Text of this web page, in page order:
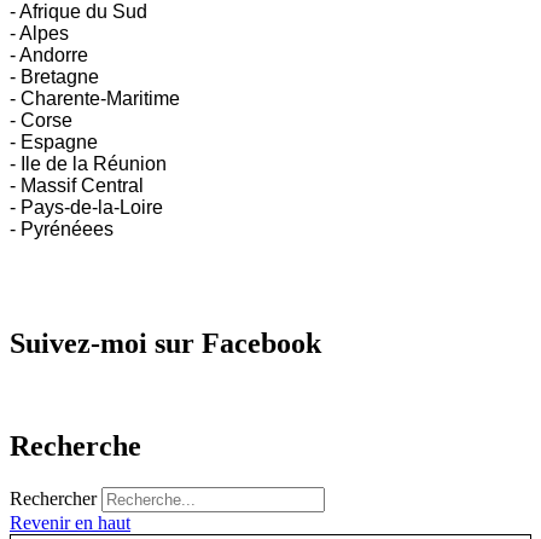
- Afrique du Sud
- Alpes
- Andorre
- Bretagne
- Charente-Maritime
- Corse
- Espagne
- Ile de la Réunion
- Massif Central
- Pays-de-la-Loire
- Pyrénéees
Suivez-moi sur Facebook
Recherche
Rechercher
Revenir en haut